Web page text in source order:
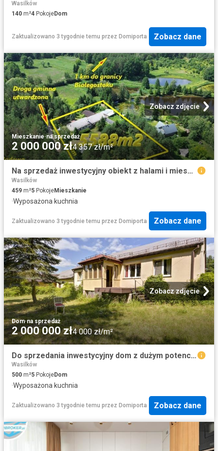
Wasilków
140 m²4 PokojeDom
Zaktualizowano 3 tygodnie temu przez Domiporta Zobacz dane
Zobacz zdjęcie
Mieszkanie·na sprzedaż
2 000 000 zł4 357 zł/m²
Na sprzedaż inwestycyjny obiekt z halami i mieszkaniem w Wasilkowie
Wasilków
459 m²5 PokojeMieszkanie
·Wyposażona kuchnia
Zaktualizowano 3 tygodnie temu przez Domiporta Zobacz dane
Zobacz zdjęcie
Dom·na sprzedaż
2 000 000 zł4 000 zł/m²
Do sprzedania inwestycyjny dom z dużym potencjałem w Wasilkowie
Wasilków
500 m²5 PokojeDom
·Wyposażona kuchnia
Zaktualizowano 3 tygodnie temu przez Domiporta Zobacz dane